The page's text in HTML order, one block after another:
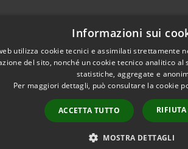
Informazioni sui
utilizza cookie tecnici e assimilati strettamente
del sito, nonché un cookie tecnico analitico
statistiche, aggregate e
Per maggiori dettagli, può consultare la cookie
ACCETTA TUTTO
MOSTRA DETTAGLI